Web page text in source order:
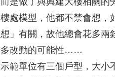
樓處模型，他都不禁會想
想」有關，故他總會花多兩
多改動的可能性……
示範單位有三個戶型，大小